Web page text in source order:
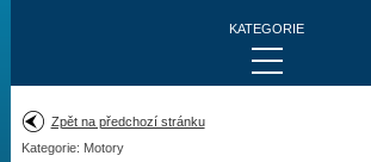
KATEGORIE
Provedení:
Zpět na předchozí stránku
Kategorie: Motory